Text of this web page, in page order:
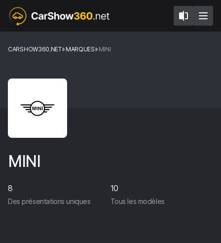
CARSHOW360.NET MARQUES MINI
MINI
8
Des présentations uniques
10
Tous les modèles